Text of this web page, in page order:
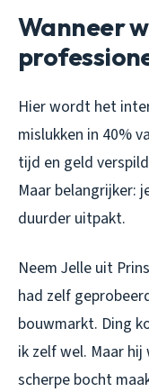
Wanneer
Hier wordt het
mislukken in 40%
tijd en geld
Maar belangrijker:
duurder uitpakt.
Neem Jelle uit
had zelf
bouwmarkt. Ding
ik zelf wel. Maar
scherpe bocht